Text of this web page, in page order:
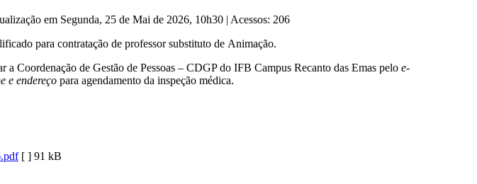
em Segunda, 25 de Mai de 2026, 10h30 | Acessos: 206
para contratação de professor substituto de Animação.
Coordenação de Gestão de Pessoas – CDGP do IFB Campus Recanto das Emas pelo e-
e endereço para agendamento da inspeção médica.
[ ] 91 kB